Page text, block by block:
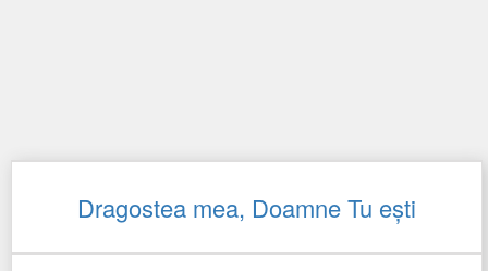
Dragostea mea, Doamne Tu eşti